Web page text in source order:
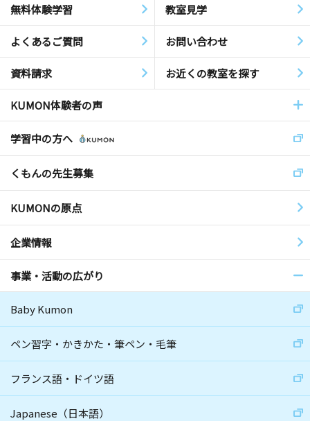
無料体験学習 教室見学
よくあるご質問 お問い合わせ
資料請求 お近くの教室を探す
KUMON体験者の声
学習中の方へ
くもんの先生募集
KUMONの原点
企業情報
事業・活動の広がり
Baby Kumon
ペン習字・かきかた・筆ペン・毛筆
フランス語・ドイツ語
Japanese（日本語）